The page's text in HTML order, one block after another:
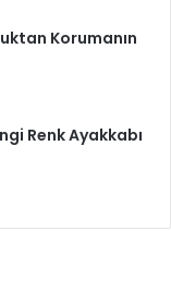
Korumanın
Renk Ayakkabı